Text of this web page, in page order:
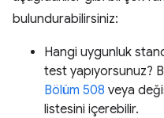
bulundurabilirsiniz:
Hangi uygunluk
test yapıyorsunuz?
Bölüm 508 veya
listesini içerebilir.